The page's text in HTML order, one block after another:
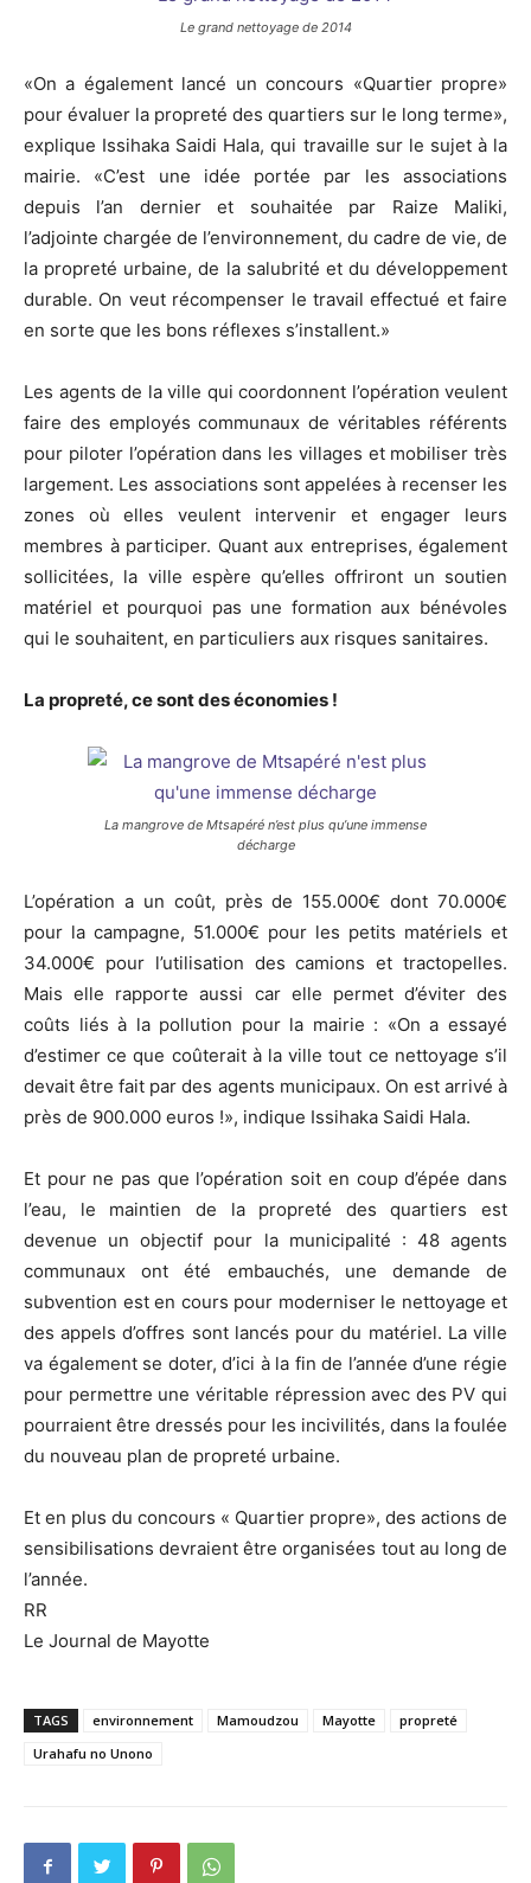
Le grand nettoyage de 2014
«On a également lancé un concours «Quartier propre»
pour évaluer la propreté des quartiers sur le long terme»,
explique Issihaka Saidi Hala, qui travaille sur le sujet à la
mairie. «C’est une idée portée par les associations
depuis l’an dernier et souhaitée par Raize Maliki,
l’adjointe chargée de l’environnement, du cadre de vie, de
la propreté urbaine, de la salubrité et du développement
durable. On veut récompenser le travail effectué et faire
en sorte que les bons réflexes s’installent.»
Les agents de la ville qui coordonnent l’opération veulent
faire des employés communaux de véritables référents
pour piloter l’opération dans les villages et mobiliser très
largement. Les associations sont appelées à recenser les
zones où elles veulent intervenir et engager leurs
membres à participer. Quant aux entreprises, également
sollicitées, la ville espère qu’elles offriront un soutien
matériel et pourquoi pas une formation aux bénévoles
qui le souhaitent, en particuliers aux risques sanitaires.
La propreté, ce sont des économies !
La mangrove de Mtsapéré n’est plus qu’une immense
décharge
L’opération a un coût, près de 155.000€ dont 70.000€
pour la campagne, 51.000€ pour les petits matériels et
34.000€ pour l’utilisation des camions et tractopelles.
Mais elle rapporte aussi car elle permet d’éviter des
coûts liés à la pollution pour la mairie : «On a essayé
d’estimer ce que coûterait à la ville tout ce nettoyage s’il
devait être fait par des agents municipaux. On est arrivé à
près de 900.000 euros !», indique Issihaka Saidi Hala.
Et pour ne pas que l’opération soit en coup d’épée dans
l’eau, le maintien de la propreté des quartiers est
devenue un objectif pour la municipalité : 48 agents
communaux ont été embauchés, une demande de
subvention est en cours pour moderniser le nettoyage et
des appels d’offres sont lancés pour du matériel. La ville
va également se doter, d’ici à la fin de l’année d’une régie
pour permettre une véritable répression avec des PV qui
pourraient être dressés pour les incivilités, dans la foulée
du nouveau plan de propreté urbaine.
Et en plus du concours « Quartier propre», des actions de
sensibilisations devraient être organisées tout au long de
l’année.
RR
Le Journal de Mayotte
TAGS environnement Mamoudzou Mayotte
propreté
Urahafu no Unono